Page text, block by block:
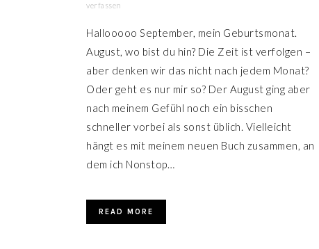
verfassen
Hallooooo September, mein Geburtsmonat.
August, wo bist du hin? Die Zeit ist verfolgen –
aber denken wir das nicht nach jedem Monat?
Oder geht es nur mir so? Der August ging aber
nach meinem Gefühl noch ein bisschen
schneller vorbei als sonst üblich. Vielleicht
hängt es mit meinem neuen Buch zusammen, an
dem ich Nonstop…
READ MORE